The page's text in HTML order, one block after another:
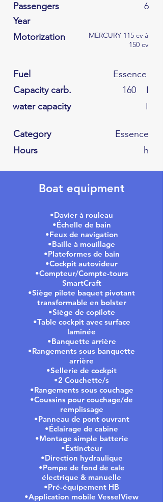
Passengers
6
Year
Motorization
MERCURY 115 cv à
150 cv
Fuel
Essence
Capacity carb.
160
I
water capacity
I
Category
Essence
Hours
h
Boat equipment
•Davier à rouleau
•Échelle de bain
•Feux de navigation
•Baille à mouillage
•Plateformes de bain
•Cockpit autovideur
•Compteur/Compte-tours
SmartCraft
•Siège pilote baquet pivotant
transformable en bolster
•Siège de copilote
•Table cockpit avec surface
laminée
•Banquette arrière
•Rangements sous banquette
arrière
•Sellerie de cockpit
•2 Couchette/s
•Rangements sous couchage
•Coussins pour couchage/de
remplissage
•Panneau de pont ouvrant
•Éclairage de cabine
•Montage simple batterie
•Extincteur
•Direction hydraulique
•Pompe de fond de cale
électrique & manuelle
•Pré-équipement HB
•Application mobile VesselView